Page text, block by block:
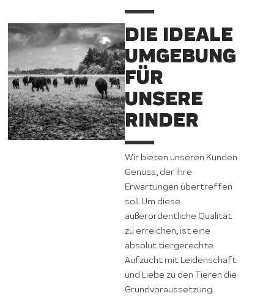
DIE IDEALE
UMGEBUNG
FÜR
UNSERE
RINDER
Wir bieten unseren Kunden
Genuss, der ihre
Erwartungen übertreffen
soll. Um diese
außerordentliche Qualität
zu erreichen, ist eine
absolut tiergerechte
Aufzucht mit Leidenschaft
und Liebe zu den Tieren die
Grundvoraussetzung.